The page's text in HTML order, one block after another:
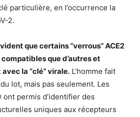
particulière, en l’occurrence la
2.
que certains “verrous” ACE2
que d’autres et
la “clé” virale. L’homme fait
lot, mais pas seulement. Les
permis d’identifier des
uniques aux récepteurs